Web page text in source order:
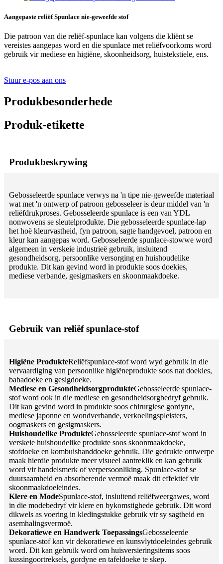
Aangepaste reliëf Spunlace nie-geweefde stof
Die patroon van die reliëf-spunlace kan volgens die kliënt se
vereistes aangepas word en die spunlace met reliëfvoorkoms word
gebruik vir mediese en higiëne, skoonheidsorg, huistekstiele, ens.
Stuur e-pos aan ons
Produkbesonderhede
Produk-etikette
Produkbeskrywing
Gebosseleerde spunlace verwys na 'n tipe nie-geweefde materiaal
wat met 'n ontwerp of patroon gebosseleer is deur middel van 'n
reliëfdrukproses. Gebosseleerde spunlace is een van YDL
nonwovens se sleutelprodukte. Die gebosseleerde spunlace-lap
het hoë kleurvastheid, fyn patroon, sagte handgevoel, patroon en
kleur kan aangepas word. Gebosseleerde spunlace-stowwe word
algemeen in verskeie industrieë gebruik, insluitend
gesondheidsorg, persoonlike versorging en huishoudelike
produkte. Dit kan gevind word in produkte soos doekies,
mediese verbande, gesigmaskers en skoonmaakdoeke.
Gebruik van reliëf spunlace-stof
Higiëne ProdukteReliëfspunlace-stof word wyd gebruik in die
vervaardiging van persoonlike higiëneprodukte soos nat doekies,
babadoeke en gesigdoeke.
Mediese en GesondheidsorgprodukteGebosseleerde spunlace-
stof word ook in die mediese en gesondheidsorgbedryf gebruik.
Dit kan gevind word in produkte soos chirurgiese gordyne,
mediese japonne en wondverbande, verkoelingspleisters,
oogmaskers en gesigmaskers.
Huishoudelike ProdukteGebosseleerde spunlace-stof word in
verskeie huishoudelike produkte soos skoonmaakdoeke,
stofdoeke en kombuishanddoeke gebruik. Die gedrukte ontwerpe
maak hierdie produkte meer visueel aantreklik en kan gebruik
word vir handelsmerk of verpersoonliking. Spunlace-stof se
duursaamheid en absorberende vermoë maak dit effektief vir
skoonmaakdoeleindes.
Klere en ModeSpunlace-stof, insluitend reliëfweergawes, word
in die modebedryf vir klere en bykomstighede gebruik. Dit word
dikwels as voering in kledingstukke gebruik vir sy sagtheid en
asemhalingsvermoë.
Dekoratiewe en Handwerk ToepassingsGebosseleerde
spunlace-stof kan vir dekoratiewe en kunsvlytdoeleindes gebruik
word. Dit kan gebruik word om huisversieringsitems soos
kussingoortreksels, gordyne en tafeldoeke te skep.